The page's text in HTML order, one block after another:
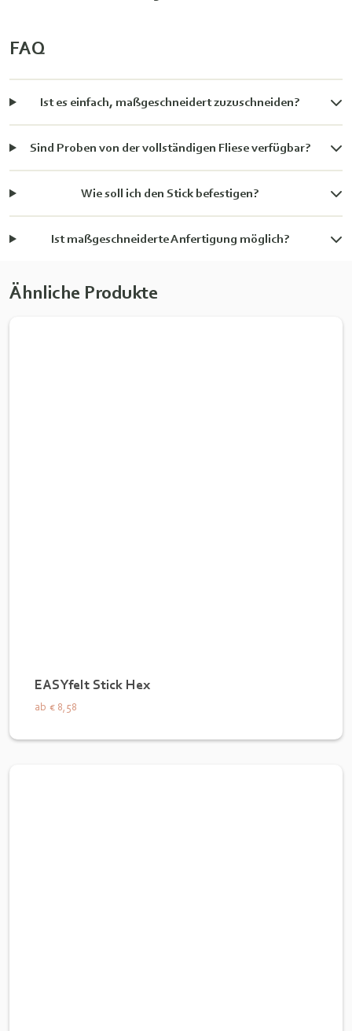
FAQ
Ist es einfach, maßgeschneidert zuzuschneiden?
Sind Proben von der vollständigen Fliese verfügbar?
Wie soll ich den Stick befestigen?
Ist maßgeschneiderte Anfertigung möglich?
Ähnliche Produkte
EASYfelt Stick Hex
ab € 8,58